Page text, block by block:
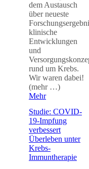
dem Austausch
über neueste
klinische
Entwicklungen
und
rund um Krebs.
Wir waren dabei!
(mehr …)
Mehr
Studie: COVID-
19-Impfung
verbessert
Überleben unter
Krebs-
Immuntherapie